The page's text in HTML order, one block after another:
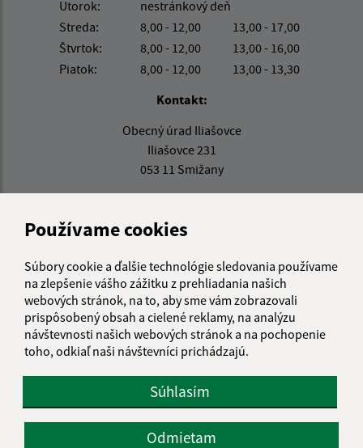
Používame cookies
Súbory cookie a ďalšie technológie sledovania používame
na zlepšenie vášho zážitku z prehliadania našich
webových stránok, na to, aby sme vám zobrazovali
prispôsobený obsah a cielené reklamy, na analýzu
návštevnosti našich webových stránok a na pochopenie
toho, odkiaľ naši návštevníci prichádzajú.
Súhlasím
Odmietam
Utorok:
nestránkový deň
Streda:
8,00 - 12,00
13,00 - 17,00
Štvrtok:
8,00 - 12,00
13,00 - 16,00
Piatok:
8,00 - 12,00
13,00 - 13,30
Kontakt:
Obecný úrad Iliašovce
Iliašovce 231
053 11 Smižany
+421 911 650 195